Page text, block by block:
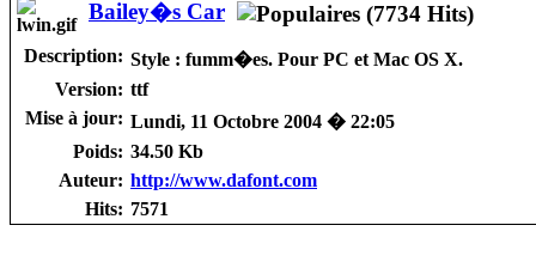
Bailey�s Car
Description: Style : fumm�es. Pour PC et Mac OS X.
Version: ttf
Mise à jour: Lundi, 11 Octobre 2004 � 22:05
Poids: 34.50 Kb
Auteur: http://www.dafont.com
Hits: 7571